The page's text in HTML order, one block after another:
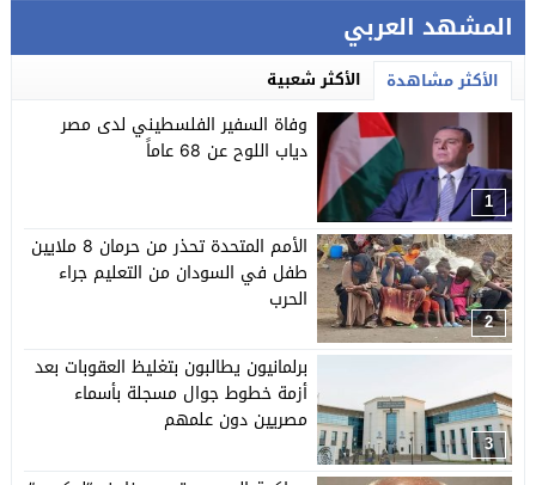
المشهد العربي
الأكثر مشاهدة الأكثر شعبية
1
وفاة السفير الفلسطيني لدى مصر
دياب اللوح عن 68 عاماً
2
الأمم المتحدة تحذر من حرمان 8 ملايين
طفل في السودان من التعليم جراء
الحرب
3
برلمانيون يطالبون بتغليظ العقوبات بعد
أزمة خطوط جوال مسجلة بأسماء
مصريين دون علمهم